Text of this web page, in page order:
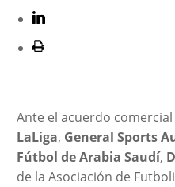
Ante el acuerdo
LaLiga, General Sports
Fútbol de Arabia Saudí,
de la Asociación de